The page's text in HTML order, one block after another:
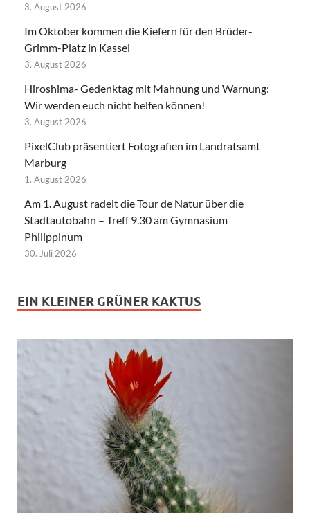
3. August 2026
Im Oktober kommen die Kiefern für den Brüder-
Grimm-Platz in Kassel
3. August 2026
Hiroshima- Gedenktag mit Mahnung und Warnung:
Wir werden euch nicht helfen können!
3. August 2026
PixelClub präsentiert Fotografien im Landratsamt
Marburg
1. August 2026
Am 1. August radelt die Tour de Natur über die
Stadtautobahn – Treff 9.30 am Gymnasium
Philippinum
30. Juli 2026
EIN KLEINER GRÜNER KAKTUS